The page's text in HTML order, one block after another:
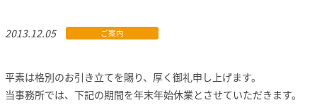
2013.12.05 ご案内
平素は格別のお引き立てを賜り、厚く御礼申し上げます。
当事務所では、下記の期間を年末年始休業とさせていただきます。